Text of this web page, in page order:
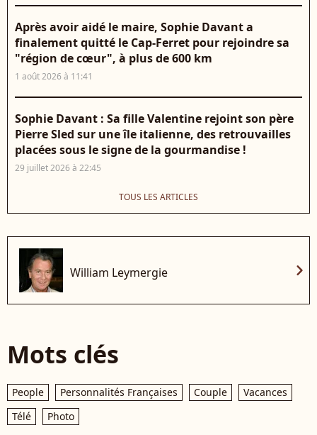
Après avoir aidé le maire, Sophie Davant a
finalement quitté le Cap-Ferret pour rejoindre sa
"région de cœur", à plus de 600 km
1 août 2026 à 11:41
Sophie Davant : Sa fille Valentine rejoint son père
Pierre Sled sur une île italienne, des retrouvailles
placées sous le signe de la gourmandise !
29 juillet 2026 à 22:45
TOUS LES ARTICLES
William Leymergie chevron_right
Mots clés
People Personnalités Françaises Couple
Vacances
Télé
Photo